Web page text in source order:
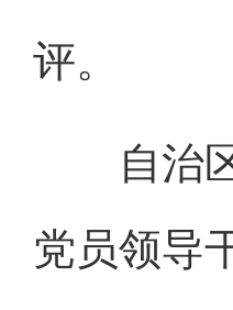
评。
自治区
党员领导